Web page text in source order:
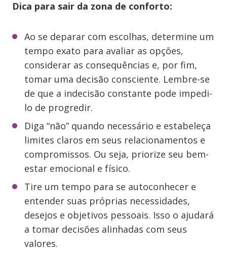
Dica para sair da zona de conforto:
Ao se deparar com escolhas, determine um
tempo exato para avaliar as opções,
considerar as consequências e, por fim,
tomar uma decisão consciente. Lembre-se
de que a indecisão constante pode impedi-
lo de progredir.
Diga “não” quando necessário e estabeleça
limites claros em seus relacionamentos e
compromissos. Ou seja, priorize seu bem-
estar emocional e físico.
Tire um tempo para se autoconhecer e
entender suas próprias necessidades,
desejos e objetivos pessoais. Isso o ajudará
a tomar decisões alinhadas com seus
valores.